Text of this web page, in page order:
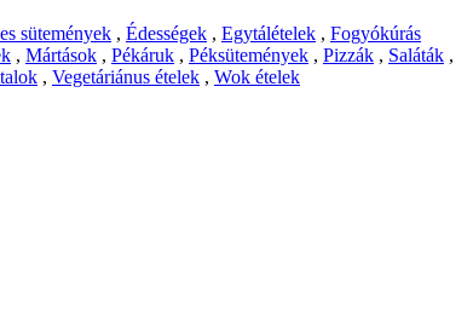
sütemények , Édességek , Egytálételek , Fogyókúrás
, Mártások , Pékáruk , Péksütemények , Pizzák , Saláták ,
, Vegetáriánus ételek , Wok ételek